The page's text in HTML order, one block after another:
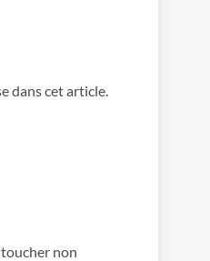
dans cet article.
non